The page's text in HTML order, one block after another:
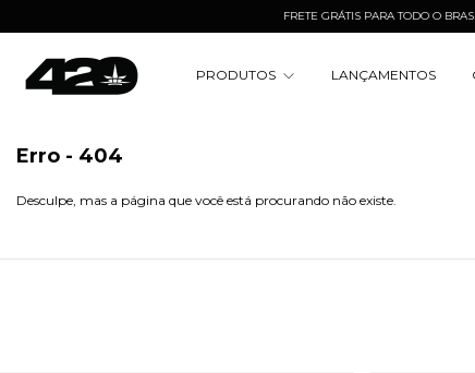
FRETE GRÁTIS PARA TODO O BRASIL
PRODUTOS LANÇAMENTOS
Erro - 404
Desculpe, mas a página que você está procurando não existe.